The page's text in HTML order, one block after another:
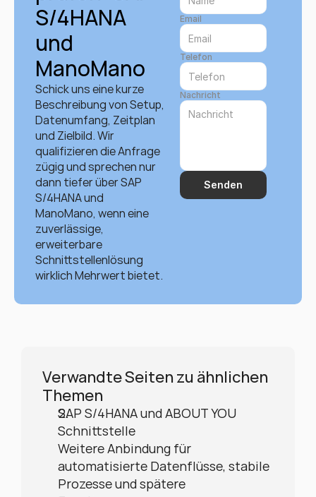
S/4HANA
und
ManoMano
Schick uns eine kurze
Beschreibung von Setup,
Datenumfang, Zeitplan
und Zielbild. Wir
qualifizieren die Anfrage
zügig und sprechen nur
dann tiefer über SAP
S/4HANA und
ManoMano, wenn eine
zuverlässige,
erweiterbare
Schnittstellenlösung
wirklich Mehrwert bietet.
Email
Telefon
Nachricht
Senden
Verwandte Seiten zu ähnlichen
Themen
SAP S/4HANA und ABOUT YOU
Schnittstelle
Weitere Anbindung für
automatisierte Datenflüsse, stabile
Prozesse und spätere